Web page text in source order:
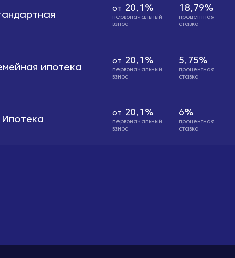
от 20,1%
первоначальный
взнос
18,79%
процентная
ставка
ипотека от 20,1%
первоначальный
взнос
5,75%
процентная
ставка
от 20,1%
первоначальный
взнос
6%
процентная
ставка